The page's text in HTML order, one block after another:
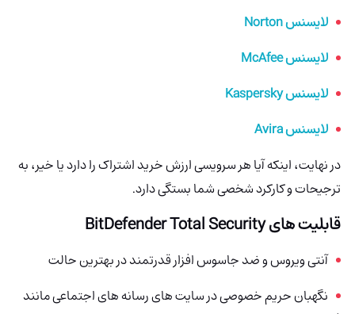
لایسنس Norton
لایسنس McAfee
لایسنس Kaspersky
لایسنس Avira
در نهایت، اینکه آیا هر سرویسی ارزش خرید اشتراک را دارد یا خیر، به
ترجیحات و کارکرد شخصی شما بستگی دارد.
قابلیت های BitDefender Total Security
آنتی ویروس و ضد جاسوس افزار قدرتمند در بهترین حالت
نگهبان حریم خصوصی در سایت های رسانه های اجتماعی مانند